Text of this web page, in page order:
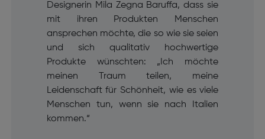
Designerin Mila Zegna Baruffa, dass sie
mit ihren Produkten Menschen
ansprechen möchte, die so wie sie seien
und sich qualitativ hochwertige
Produkte wünschten: „Ich möchte
meinen Traum teilen, meine
Leidenschaft für Schönheit, wie es viele
Menschen tun, wenn sie nach Italien
kommen.“